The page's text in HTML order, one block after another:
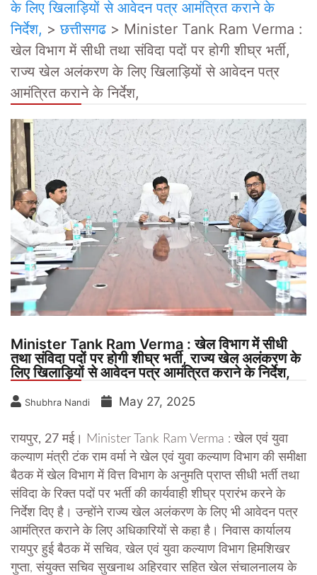
के लिए खिलाड़ियों से आवेदन पत्र आमंत्रित कराने के
निर्देश, >छत्तीसगढ > Minister Tank Ram Verma :
खेल विभाग में सीधी तथा संविदा पदों पर होगी शीघ्र भर्ती,
राज्य खेल अलंकरण के लिए खिलाड़ियों से आवेदन पत्र
आमंत्रित कराने के निर्देश,
Minister Tank Ram Verma : खेल विभाग में सीधी
तथा संविदा पदों पर होगी शीघ्र भर्ती, राज्य खेल अलंकरण के
लिए खिलाड़ियों से आवेदन पत्र आमंत्रित कराने के निर्देश,
Shubhra Nandi May 27, 2025
रायपुर, 27 मई।
Minister Tank Ram Verma : खेल एवं युवा
कल्याण मंत्री टंक राम वर्मा ने खेल एवं युवा कल्याण विभाग की समीक्षा
बैठक में खेल विभाग में वित्त विभाग के अनुमति प्राप्त सीधी भर्ती तथा
संविदा के रिक्त पदों पर भर्ती की कार्यवाही शीघ्र प्रारंभ करने के
निर्देश दिए है। उन्होंने राज्य खेल अलंकरण के लिए भी आवेदन पत्र
आमंत्रित कराने के लिए अधिकारियों से कहा है। निवास कार्यालय
रायपुर हुई बैठक में सचिव, खेल एवं युवा कल्याण विभाग हिमशिखर
गुप्ता, संयुक्त सचिव सुखनाथ अहिरवार सहित खेल संचालनालय के